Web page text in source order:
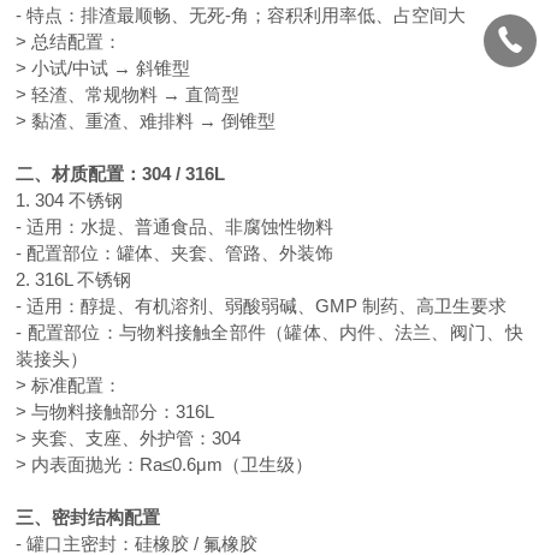
- 特点：排渣最顺畅、无死-角；容积利用率低、占空间大
> 总结配置：
> 小试/中试 → 斜锥型
> 轻渣、常规物料 → 直筒型
> 黏渣、重渣、难排料 → 倒锥型
二、材质配置：304 / 316L
1. 304 不锈钢
- 适用：水提、普通食品、非腐蚀性物料
- 配置部位：罐体、夹套、管路、外装饰
2. 316L 不锈钢
- 适用：醇提、有机溶剂、弱酸弱碱、GMP 制药、高卫生要求
- 配置部位：与物料接触全部件（罐体、内件、法兰、阀门、快
装接头）
> 标准配置：
> 与物料接触部分：316L
> 夹套、支座、外护管：304
> 内表面抛光：Ra≤0.6μm（卫生级）
三、密封结构配置
- 罐口主密封：硅橡胶 / 氟橡胶